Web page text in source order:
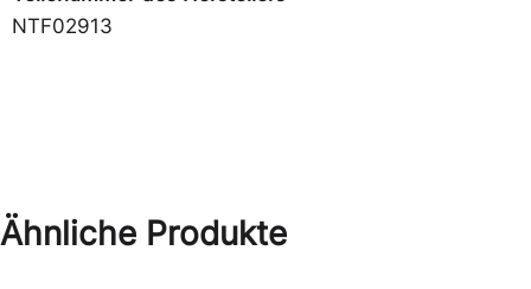
NTF02913
Ähnliche Produkte